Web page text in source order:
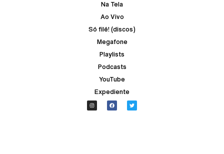
Na Tela
Ao Vivo
Só filé! (discos)
Megafone
Playlists
Podcasts
YouTube
Expediente